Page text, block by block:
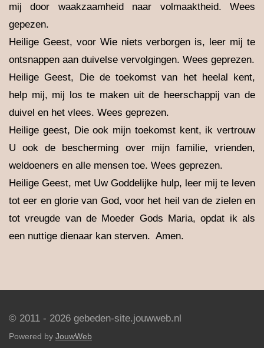
mij door waakzaamheid naar volmaaktheid. Wees
gepezen.
Heilige Geest, voor Wie niets verborgen is, leer mij te
ontsnappen aan duivelse vervolgingen. Wees geprezen.
Heilige Geest, Die de toekomst van het heelal kent,
help mij, mij los te maken uit de heerschappij van de
duivel en het vlees. Wees geprezen.
Heilige geest, Die ook mijn toekomst kent, ik vertrouw
U ook de bescherming over mijn familie, vrienden,
weldoeners en alle mensen toe. Wees geprezen.
Heilige Geest, met Uw Goddelijke hulp, leer mij te leven
tot eer en glorie van God, voor het heil van de zielen en
tot vreugde van de Moeder Gods Maria, opdat ik als
een nuttige dienaar kan sterven. Amen.
© 2011 - 2026 gebeden-site.jouwweb.nl
Powered by JouwWeb